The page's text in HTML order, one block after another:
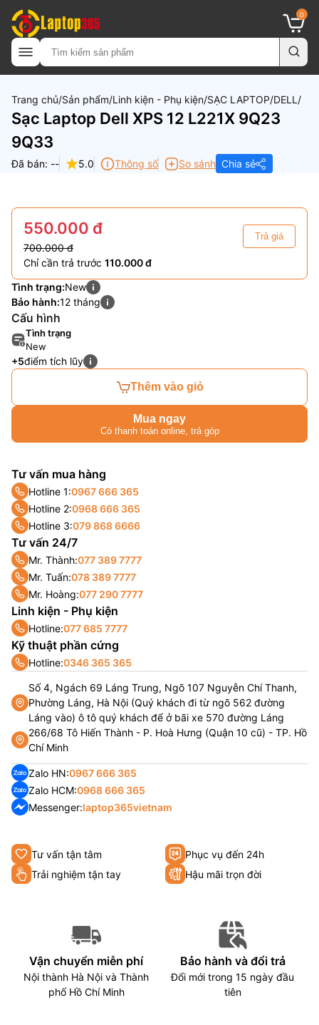
0
Trang chủ Sản phẩm Linh kiện - Phụ kiện SẠC LAPTOP DELL
Sạc Laptop Dell XPS 12 L221X 9Q23
9Q33
Đã bán: -- 5.0 Thông số So sánh Chia sẻ
Tư vấn tận tâm
Phục vụ đến 24h
Trải nghiệm tận tay
Hậu mãi trọn đời
Vận chuyển miễn phí
Nội thành Hà Nội và Thành
phố Hồ Chí Minh
Bảo hành và đổi trả
Đổi mới trong 15 ngày đầu
tiên
550.000 đ
700.000 đ
Trả giá
Chỉ cần trả trước 110.000 đ
Tình trạng:New
Bảo hành:12 tháng
Cấu hình
Tình trạng
New
+5điểm tích lũy
Thêm vào giỏ
Mua ngay
Có thanh toán online, trả góp
Tư vấn mua hàng
Hotline 1:0967 666 365
Hotline 2:0968 666 365
Hotline 3:079 868 6666
Tư vấn 24/7
Mr. Thành:077 389 7777
Mr. Tuấn:078 389 7777
Mr. Hoàng:077 290 7777
Linh kiện - Phụ kiện
Hotline:077 685 7777
Kỹ thuật phần cứng
Hotline:0346 365 365
Số 4, Ngách 69 Láng Trung, Ngõ 107 Nguyễn Chí Thanh,
Phường Láng, Hà Nội (Quý khách đi từ ngõ 562 đường
Láng vào) ô tô quý khách để ở bãi xe 570 đường Láng
266/68 Tô Hiến Thành - P. Hoà Hưng (Quận 10 cũ) - TP. Hồ
Chí Minh
Zalo HN:0967 666 365
Zalo HCM:0968 666 365
Messenger:laptop365vietnam